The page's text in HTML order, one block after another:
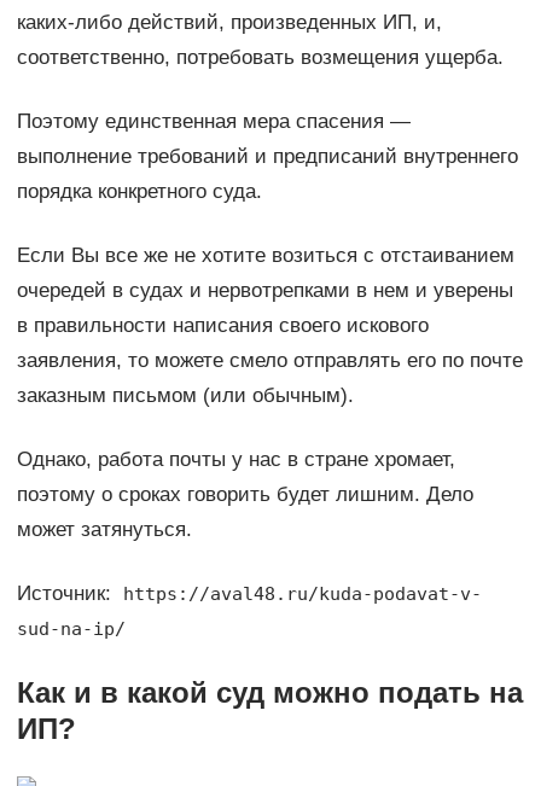
каких-либо действий, произведенных ИП, и,
соответственно, потребовать возмещения ущерба.
Поэтому единственная мера спасения —
выполнение требований и предписаний внутреннего
порядка конкретного суда.
Если Вы все же не хотите возиться с отстаиванием
очередей в судах и нервотрепками в нем и уверены
в правильности написания своего искового
заявления, то можете смело отправлять его по почте
заказным письмом (или обычным).
Однако, работа почты у нас в стране хромает,
поэтому о сроках говорить будет лишним. Дело
может затянуться.
Источник:
https://aval48.ru/kuda-podavat-v-
sud-na-ip/
Как и в какой суд можно подать на
ИП?